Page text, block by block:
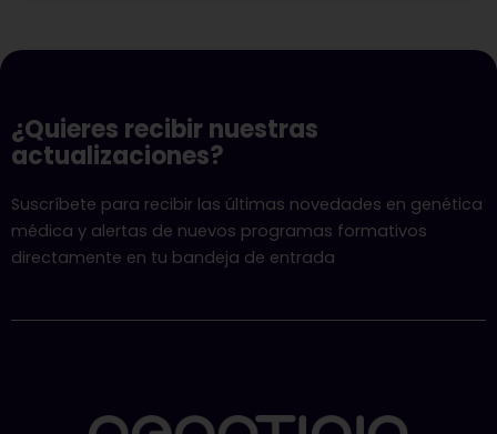
¿Quieres recibir nuestras
actualizaciones?
Suscríbete para recibir las últimas novedades en genética
médica y alertas de nuevos programas formativos
directamente en tu bandeja de entrada